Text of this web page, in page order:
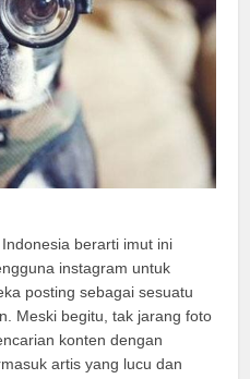
berarti imut ini
instagram untuk
posting sebagai sesuatu
Meski begitu, tak jarang foto
konten dengan
artis yang lucu dan